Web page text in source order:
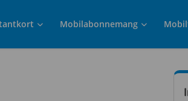
Mobilabonnemang